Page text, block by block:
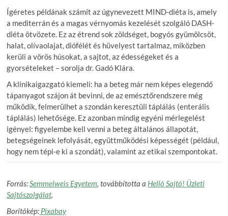
Ígéretes példának számít az úgynevezett MIND-diéta is, amely
a mediterrán és a magas vérnyomás kezelését szolgáló DASH-
diéta ötvözete. Ez az étrend sok zöldséget, bogyós gyümölcsöt,
halat, olívaolajat, diófélét és hüvelyest tartalmaz, miközben
kerüli a vörös húsokat, a sajtot, az édességeket és a
gyorsételeket – sorolja dr. Gadó Klára.
A klinikaigazgató kiemeli: ha a beteg már nem képes elegendő
tápanyagot szájon át bevinni, de az emésztőrendszere még
működik, felmerülhet a szondán keresztüli táplálás (enterális
táplálás) lehetősége. Ez azonban mindig egyéni mérlegelést
igényel: figyelembe kell venni a beteg általános állapotát,
betegségeinek lefolyását, együttműködési képességét (például,
hogy nem tépi-e ki a szondát), valamint az etikai szempontokat.
Forrás: Semmelweis Egyetem , továbbította a Helló Sajtó! Üzleti
Sajtószolgálat.
Borítókép: Pixabay